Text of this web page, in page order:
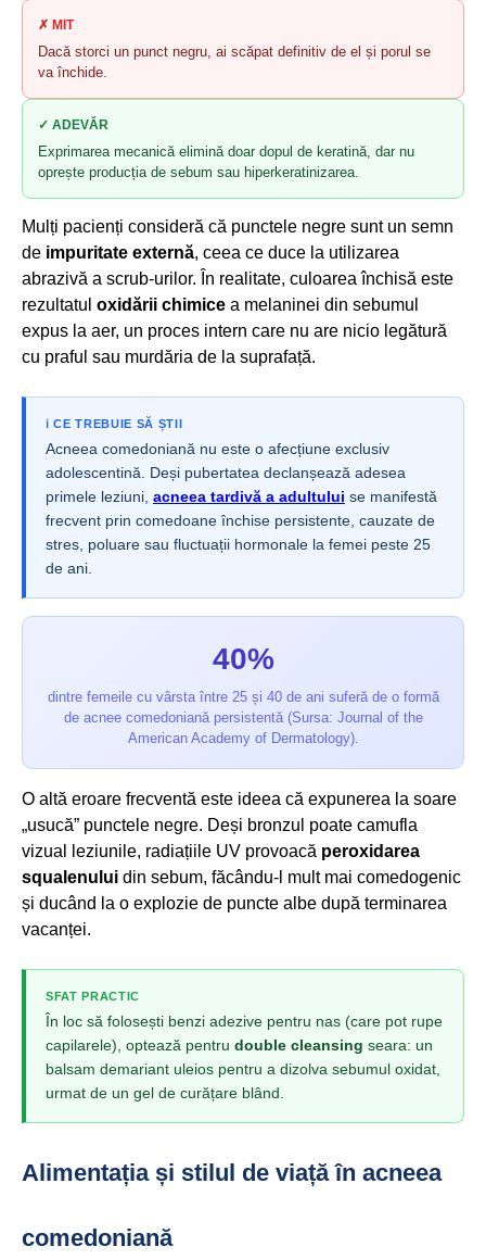
✗ MIT
Dacă storci un punct negru, ai scăpat definitiv de el și porul se
va închide.
✓ ADEVĂR
Exprimarea mecanică elimină doar dopul de keratină, dar nu
oprește producția de sebum sau hiperkeratinizarea.
Mulți pacienți consideră că punctele negre sunt un semn
de impuritate externă, ceea ce duce la utilizarea
abrazivă a scrub-urilor. În realitate, culoarea închisă este
rezultatul oxidării chimice a melaninei din sebumul
expus la aer, un proces intern care nu are nicio legătură
cu praful sau murdăria de la suprafață.
ℹ️ CE TREBUIE SĂ ȘTII
Acneea comedoniană nu este o afecțiune exclusiv
adolescentină. Deși pubertatea declanșează adesea
primele leziuni, acneea tardivă a adultului se manifestă
frecvent prin comedoane închise persistente, cauzate de
stres, poluare sau fluctuații hormonale la femei peste 25
de ani.
40%
dintre femeile cu vârsta între 25 și 40 de ani suferă de o formă
de acnee comedoniană persistentă (Sursa: Journal of the
American Academy of Dermatology).
O altă eroare frecventă este ideea că expunerea la soare
„usucă” punctele negre. Deși bronzul poate camufla
vizual leziunile, radiațiile UV provoacă peroxidarea
squalenului din sebum, făcându-l mult mai comedogenic
și ducând la o explozie de puncte albe după terminarea
vacanței.
SFAT PRACTIC
În loc să folosești benzi adezive pentru nas (care pot rupe
capilarele), optează pentru double cleansing seara: un
balsam demariant uleios pentru a dizolva sebumul oxidat,
urmat de un gel de curățare blând.
Alimentația și stilul de viață în acneea
comedoniană